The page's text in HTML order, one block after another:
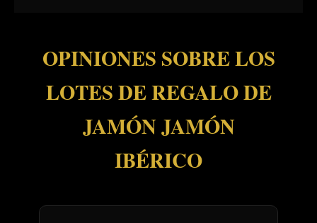
OPINIONES SOBRE LOS
LOTES DE REGALO DE
JAMÓN JAMÓN
IBÉRICO